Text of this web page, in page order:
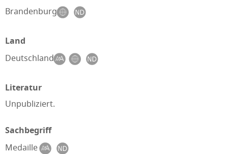
Brandenburg
Land
Deutschland
Literatur
Unpubliziert.
Sachbegriff
Medaille